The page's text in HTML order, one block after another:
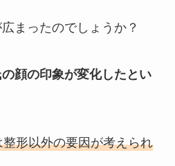
まったのでしょうか？
顔の印象が変化したとい
形以外の要因が考えられ